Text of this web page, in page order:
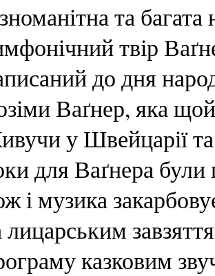
та
твір
до дня
Ваґнер, яка
у Швейцарії та
для Ваґнера
і музика
лицарським
казковим